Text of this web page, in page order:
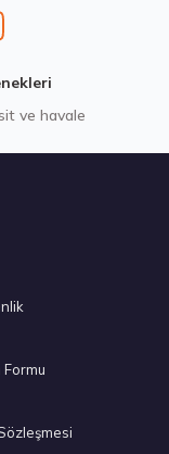
200580103
205/55 R16 94V XL
3.602,50 ₺
ve havale